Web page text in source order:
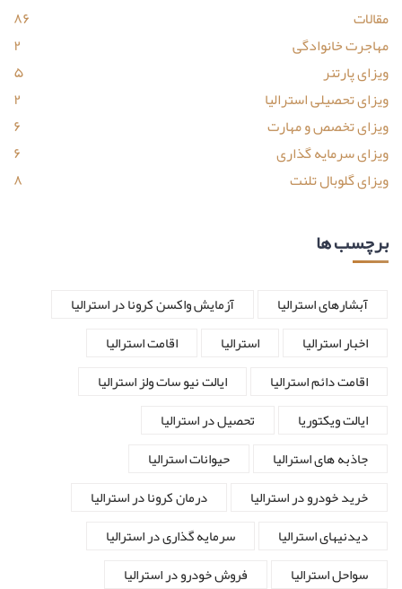
مقالات
۸۶
مهاجرت خانوادگی
۲
ویزای پارتنر
۵
ویزای تحصیلی استرالیا
۲
ویزای تخصص و مهارت
۶
ویزای سرمایه گذاری
۶
ویزای گلوبال تلنت
۸
برچسب ها
آبشارهای استرالیا
آزمایش واکسن کرونا در استرالیا
اخبار استرالیا
استرالیا
اقامت استرالیا
اقامت دائم استرالیا
ایالت نیو سات ولز استرالیا
ایالت ویکتوریا
تحصیل در استرالیا
جاذبه های استرالیا
حیوانات استرالیا
خرید خودرو در استرالیا
درمان کرونا در استرالیا
دیدنیهای استرالیا
سرمایه گذاری در استرالیا
سواحل استرالیا
فروش خودرو در استرالیا